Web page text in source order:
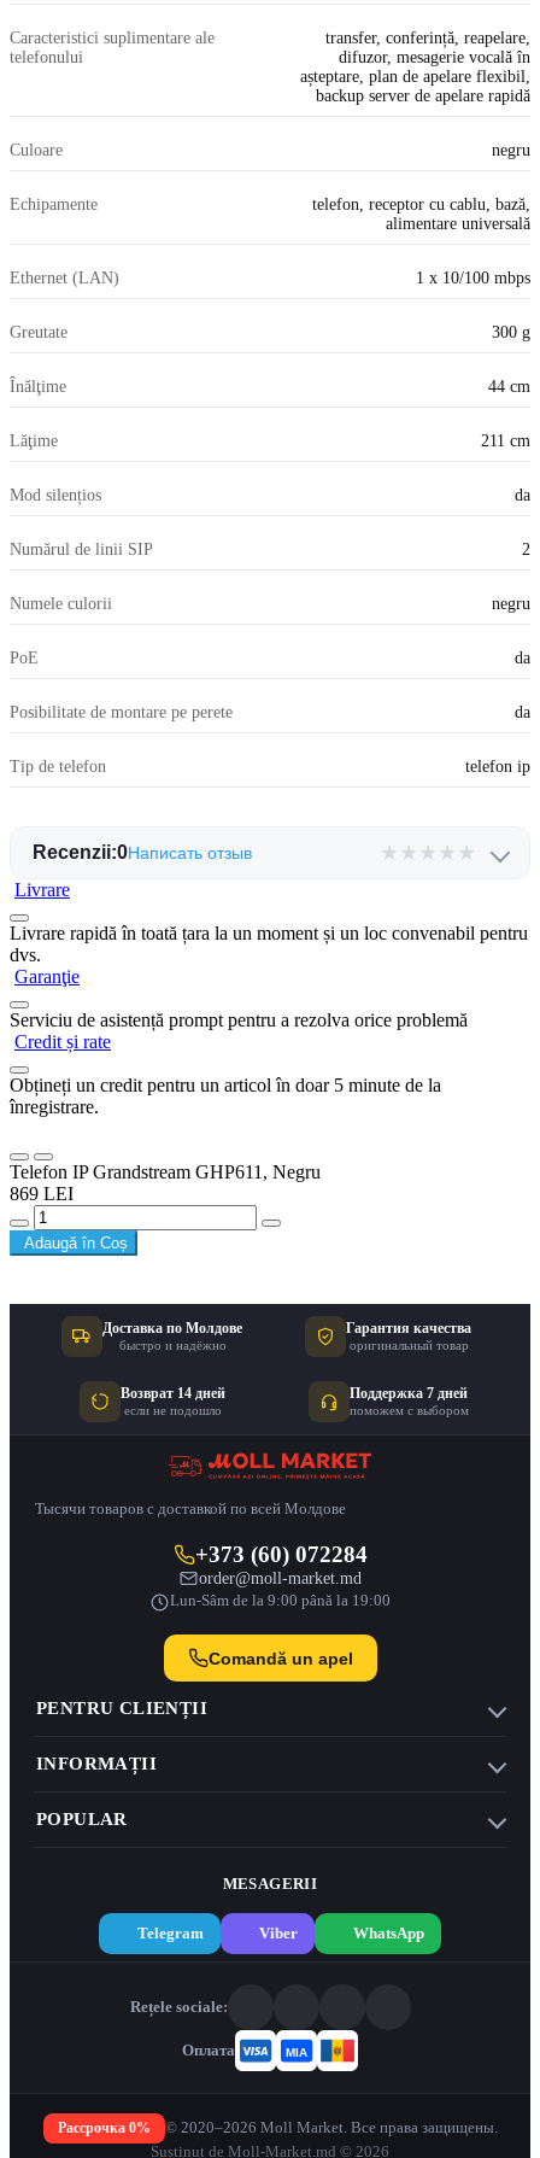
Caracteristici suplimentare ale
telefonului
transfer, conferință, reapelare,
difuzor, mesagerie vocală în
așteptare, plan de apelare flexibil,
backup server de apelare rapidă
Culoare negru
Echipamente
telefon, receptor cu cablu, bază,
alimentare universală
Ethernet (LAN) 1 x 10/100 mbps
Greutate 300 g
Înălţime 44 cm
Lăţime 211 cm
Mod silențios da
Numărul de linii SIP 2
Numele culorii negru
PoE da
Posibilitate de montare pe perete da
Tip de telefon telefon ip
Recenzii:0Написать отзыв ★ ★ ★ ★ ★
Livrare
Livrare rapidă în toată țara la un moment și un loc convenabil pentru
dvs.
Garanţie
Serviciu de asistență prompt pentru a rezolva orice problemă
Credit și rate
Obțineți un credit pentru un articol în doar 5 minute de la
înregistrare.
Telefon IP Grandstream GHP611, Negru
869 LEI
Adaugă în Coș
Доставка по Молдове
быстро и надёжно
Гарантия качества
оригинальный товар
Возврат 14 дней
если не подошло
Поддержка 7 дней
поможем с выбором
Тысячи товаров с доставкой по всей Молдове
+373 (60) 072284
order@moll-market.md
Lun-Sâm de la 9:00 până la 19:00
Comandă un apel
PENTRU CLIENȚII
INFORMAȚII
POPULAR
MESAGERII
Telegram Viber WhatsApp
Rețele sociale:
Оплата
Рассрочка 0%
© 2020–2026 Moll Market. Все права защищены.
Susținut de Moll-Market.md © 2026